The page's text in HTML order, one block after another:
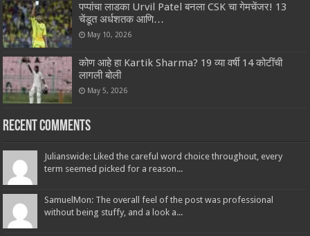
पप्पांचा लाडका Urvil Patel बनला CSK चा गेमचेंजर! 13
चेंडूत अर्धशतक आणि…
May 10, 2026
कोण आहे हा Kartik Sharma? 19 व्या वर्षी 14 कोटींची
लागली बोली
May 5, 2026
Recent Comments
Julianswide: Liked the careful word choice throughout, every
term seemed picked for a reason...
SamuelMon: The overall feel of the post was professional
without being stuffy, and a look a...